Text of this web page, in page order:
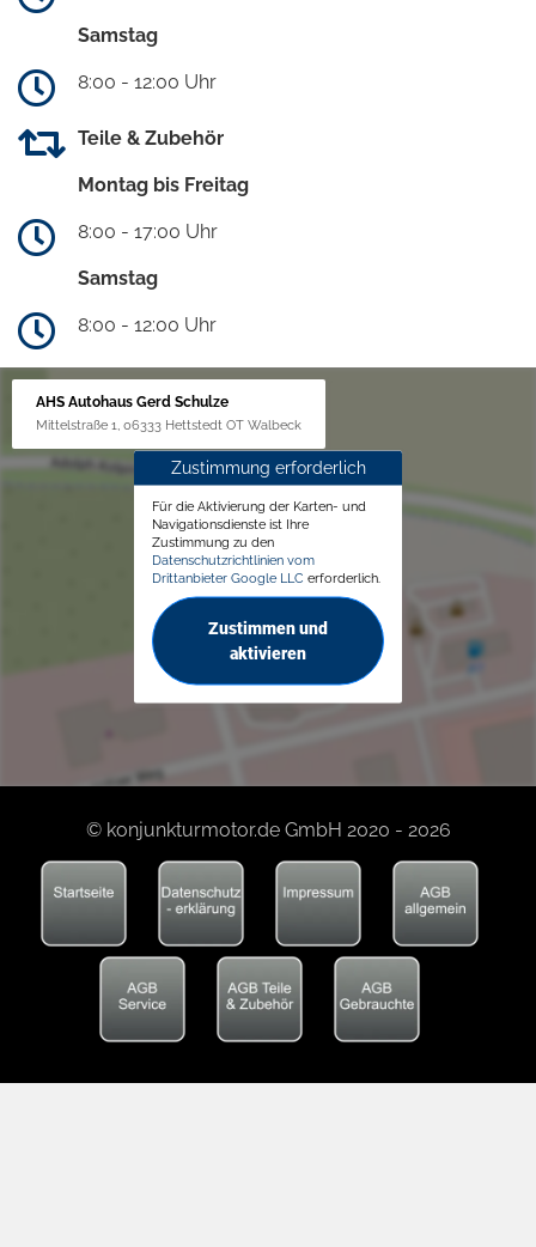
Samstag
8:00 - 12:00 Uhr
Teile & Zubehör
Montag bis Freitag
8:00 - 17:00 Uhr
Samstag
8:00 - 12:00 Uhr
AHS Autohaus Gerd Schulze
Mittelstraße 1, 06333 Hettstedt OT Walbeck
Zustimmung erforderlich
Für die Aktivierung der Karten- und
Navigationsdienste ist Ihre
Zustimmung zu den
Datenschutzrichtlinien vom
Drittanbieter Google LLC erforderlich.
Zustimmen und
aktivieren
© konjunkturmotor.de GmbH 2020 - 2026